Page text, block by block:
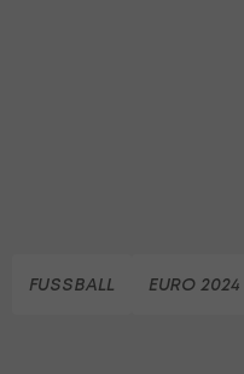
FUSSBALL EURO 2024